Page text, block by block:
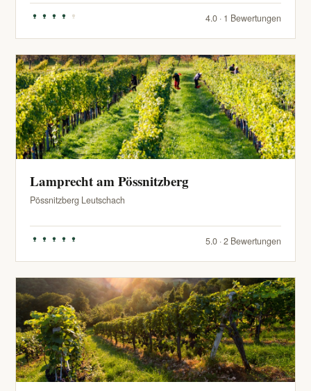
4.0 · 1 Bewertungen
Lamprecht am Pössnitzberg
Pössnitzberg Leutschach
5.0 · 2 Bewertungen